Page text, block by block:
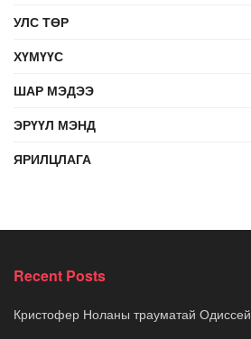
УЛС ТӨР
ХҮМҮҮС
ШАР МЭДЭЭ
ЭРҮҮЛ МЭНД
ЯРИЛЦЛАГА
Recent Posts
Кристофер Ноланы трауматай Одиссей